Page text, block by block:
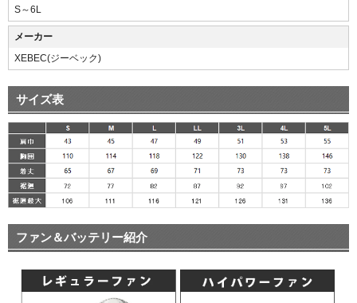
S～6L
メーカー
XEBEC(ジーベック)
サイズ表
ファン＆バッテリー紹介